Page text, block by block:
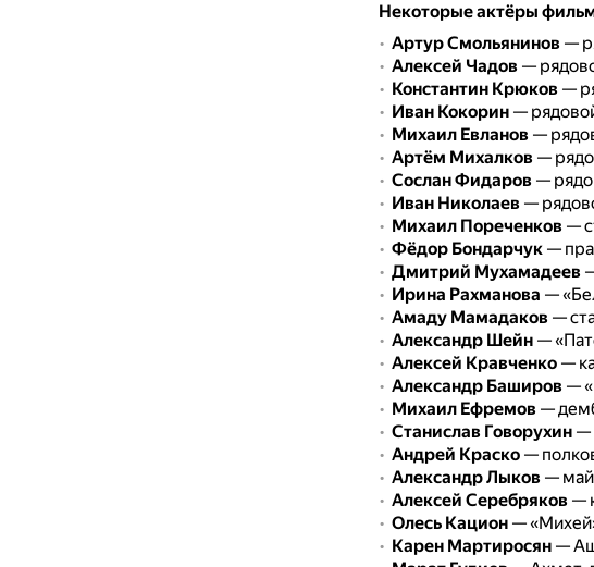
Некоторые актёры
Артур Смольянинов—
Алексей Чадов—
Константин Крюков—
Иван Кокорин—
Михаил Евланов—
Артём Михалков—
Сослан Фидаров—
Иван Николаев—
Михаил Пореченков—
Фёдор Бондарчук—
Дмитрий Мухамадеев—
Ирина Рахманова —
Амаду Мамадаков—
Александр Шейн—
Алексей Кравченко—
Александр Баширов—
Михаил Ефремов—
Станислав Говорухин—
Андрей Краско—
Александр Лыков—
Алексей Серебряков—
Олесь Кацион—
Карен Мартиросян—